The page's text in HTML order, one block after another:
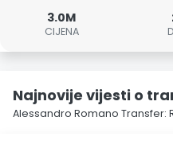
3.0M
CIJENA
Najnovije vijesti o
Alessandro Romano Transfer: